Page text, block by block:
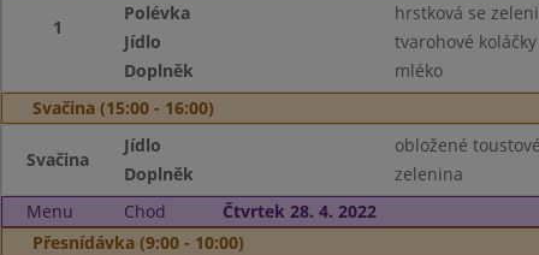
1
Polévka
hrstková se
Jídlo
tvarohové
Doplněk
mléko
Svačina (15:00 - 16:00)
Svačina
Jídlo
obložené
Doplněk
zelenina
Menu
Chod
Čtvrtek 28. 4. 2022
Přesnídávka (9:00 - 10:00)